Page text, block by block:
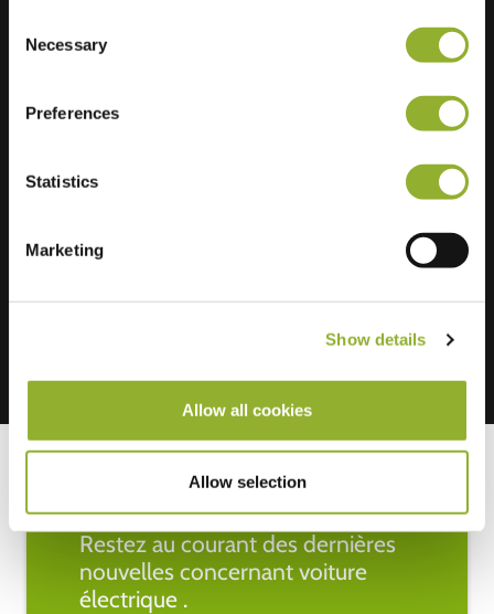
Selection
Necessary
Preferences
Statistics
Marketing
Show details
Allow all cookies
Allow selection
Informations supplémentaires
Restez au courant des dernières
nouvelles concernant voiture
électrique .